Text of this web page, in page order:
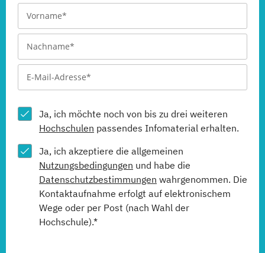
Ja, ich möchte noch von bis zu drei weiteren
Hochschulen passendes Infomaterial erhalten.
Ja, ich akzeptiere die allgemeinen
Nutzungsbedingungen und habe die
Datenschutzbestimmungen wahrgenommen. Die
Kontaktaufnahme erfolgt auf elektronischem
Wege oder per Post (nach Wahl der
Hochschule).*